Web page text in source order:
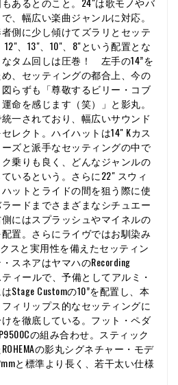
、幅広い楽曲ジャンルに対応。
側に少し傾けてズラリとセッテ
、13"、10"、8"という配置とな
タム回しは圧巻！ 左手の14”を
、セッティングの都合上、今の
らずも「尊敬するビリー・コブ
命を感じます（笑）」と影丸。
一されており、幅広いサウンド
レクト。ハイハットは14" Kカス
ズと派手なセッティングの中で
乗りも良く、どんなジャンルの
いるという。さらに22" スウィ
ットとライドの間を狙う際に使
ードまでさまざまなシチュエー
にはスプラッシュやマイネルの
置。さらにライヴではお馴染み
スと実用性を備えたセッティン
スネアはヤマハのRecording
ィールで、予備としてアルミ・
Stage Customの10”を配置し、本
ィリップス的なセッティングに
を徹底している。フット・ペダ
の組み合わせ。スティック
の影丸シグネチャー・モデ
と標準より長く、若干太い仕様